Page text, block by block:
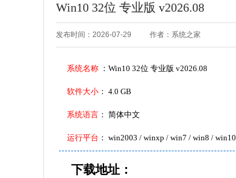
Win10 32位 专业版 v2026.08
发布时间：2026-07-29 作者：系统之家
系统名称 ：Win10 32位 专业版 v2026.08
软件大小 ： 4.0 GB
系统语言 ： 简体中文
运行平台 ： win2003 / winxp / win7 / win8 / win10
下载地址：